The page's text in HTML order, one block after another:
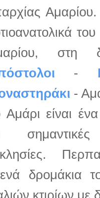
Αμαρίου.
στη
-
-
Αμάρι είναι
σημαντικές
δρομάκια
κτιρίων με